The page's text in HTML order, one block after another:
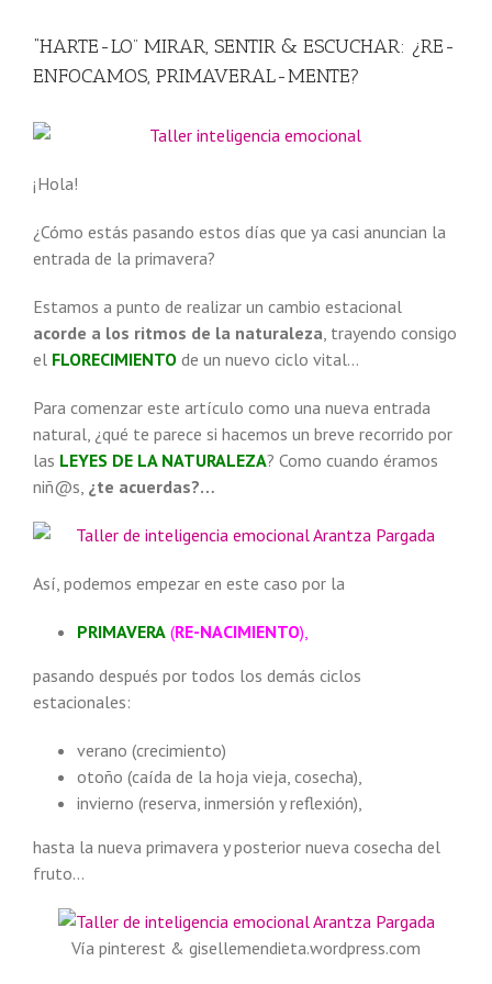
“HARTE-LO” MIRAR, SENTIR & ESCUCHAR: ¿RE-
ENFOCAMOS, PRIMAVERAL-MENTE?
¡Hola!
¿Cómo estás pasando estos días que ya casi anuncian la
entrada de la primavera?
Estamos a punto de realizar un cambio estacional
acorde a los ritmos de la naturaleza, trayendo consigo
el FLORECIMIENTO de un nuevo ciclo vital…
Para comenzar este artículo como una nueva entrada
natural, ¿qué te parece si hacemos un breve recorrido por
las LEYES DE LA NATURALEZA? Como cuando éramos
niñ@s, ¿te acuerdas?…
Así, podemos empezar en este caso por la
PRIMAVERA (RE-NACIMIENTO),
pasando después por todos los demás ciclos
estacionales:
verano (crecimiento)
otoño (caída de la hoja vieja, cosecha),
invierno (reserva, inmersión y reflexión),
hasta la nueva primavera y posterior nueva cosecha del
fruto…
Vía pinterest & gisellemendieta.wordpress.com